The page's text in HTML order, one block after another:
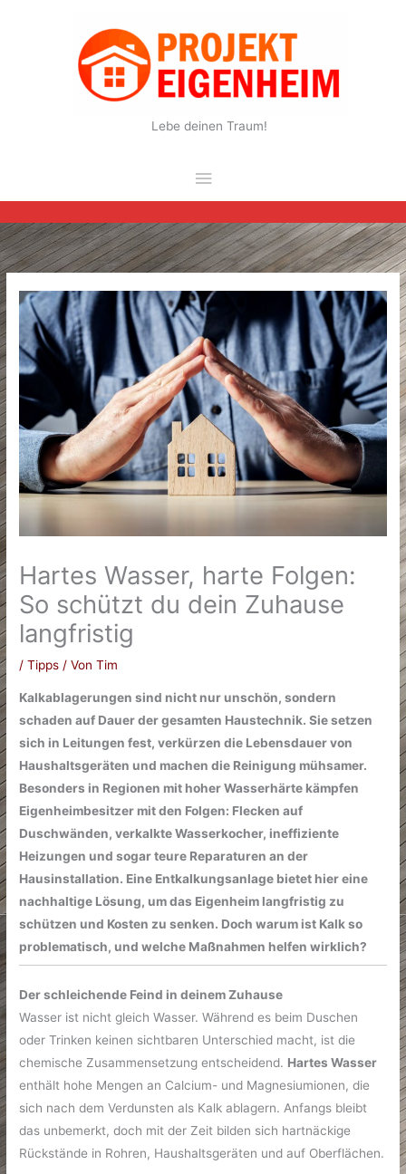
Lebe deinen Traum!
Hauptmenü
Hartes Wasser, harte Folgen:
So schützt du dein Zuhause
langfristig
/Tipps / VonTim
Kalkablagerungen sind nicht nur unschön, sondern
schaden auf Dauer der gesamten Haustechnik. Sie setzen
sich in Leitungen fest, verkürzen die Lebensdauer von
Haushaltsgeräten und machen die Reinigung mühsamer.
Besonders in Regionen mit hoher Wasserhärte kämpfen
Eigenheimbesitzer mit den Folgen: Flecken auf
Duschwänden, verkalkte Wasserkocher, ineffiziente
Heizungen und sogar teure Reparaturen an der
Hausinstallation. Eine Entkalkungsanlage bietet hier eine
nachhaltige Lösung, um das Eigenheim langfristig zu
schützen und Kosten zu senken. Doch warum ist Kalk so
problematisch, und welche Maßnahmen helfen wirklich?
Der schleichende Feind in deinem Zuhause
Wasser ist nicht gleich Wasser. Während es beim Duschen
oder Trinken keinen sichtbaren Unterschied macht, ist die
chemische Zusammensetzung entscheidend. Hartes Wasser
enthält hohe Mengen an Calcium- und Magnesiumionen, die
sich nach dem Verdunsten als Kalk ablagern. Anfangs bleibt
das unbemerkt, doch mit der Zeit bilden sich hartnäckige
Rückstände in Rohren, Haushaltsgeräten und auf Oberflächen.